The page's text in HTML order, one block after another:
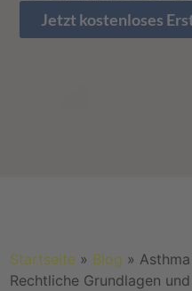
Jetzt kostenloses
Startseite » Blog »
Rechtliche Grundlagen